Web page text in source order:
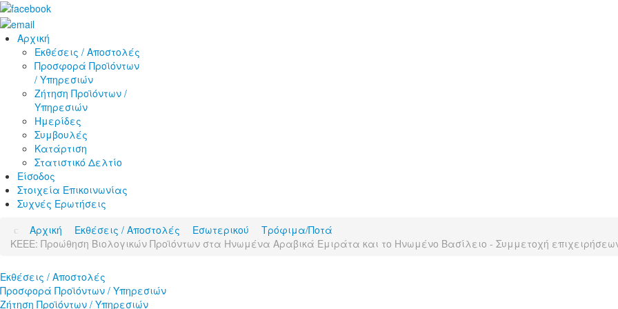
Αρχική
Εκθέσεις / Αποστολές
Προσφορά Προϊόντων
/ Υπηρεσιών
Ζήτηση Προϊόντων /
Υπηρεσιών
Ημερίδες
Συμβουλές
Κατάρτιση
Στατιστικό Δελτίο
Είσοδος
Στοιχεία Επικοινωνίας
Συχνές Ερωτήσεις
Αρχική
Εκθέσεις / Αποστολές Εσωτερικού
Τρόφιμα/Ποτά
KEEE: Προώθηση Βιολογικών Προϊόντων στα Ηνωμένα Αραβικά Εμιράτα και το Ηνωμένο Βασίλειο - Συμμετοχή
Εκθέσεις / Αποστολές
Προσφορά Προϊόντων / Υπηρεσιών
Ζήτηση Προϊόντων / Υπηρεσιών